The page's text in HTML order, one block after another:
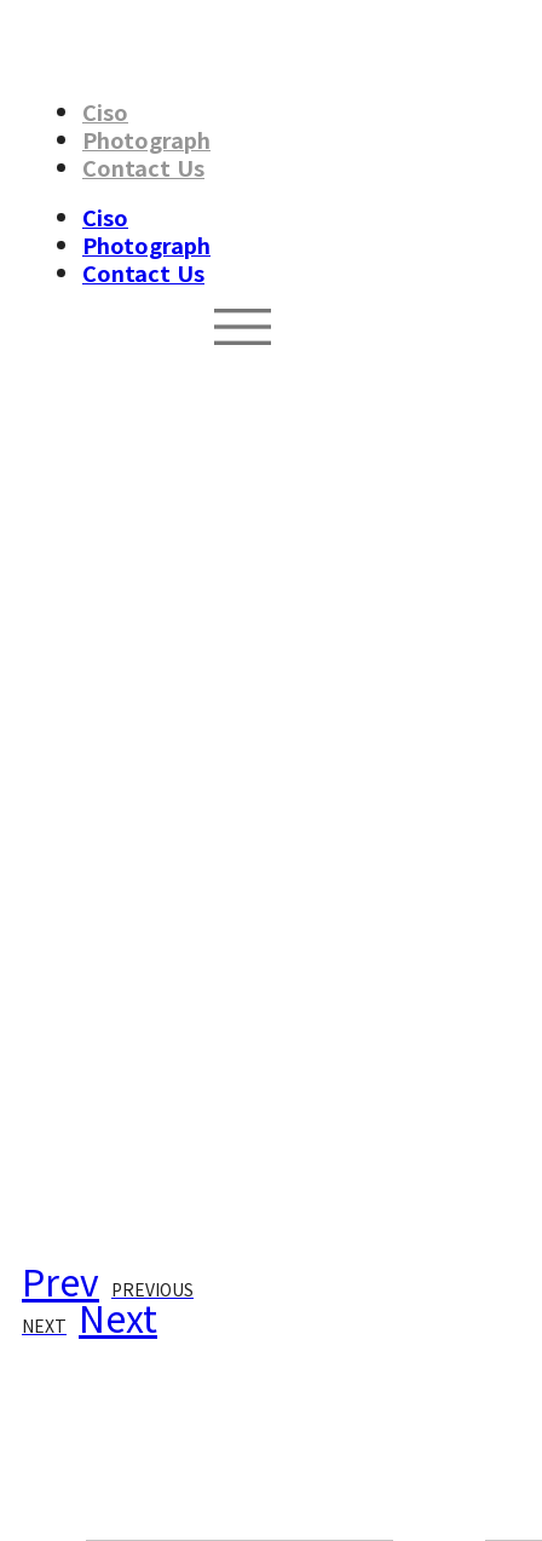
Ciso
Photograph
Contact Us
Ciso
Photograph
Contact Us
Prev PREVIOUS
NEXT Next